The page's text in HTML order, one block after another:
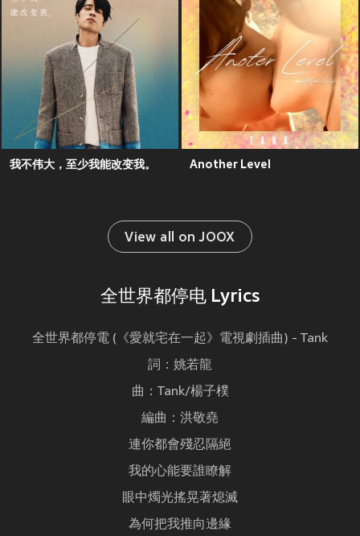
我不伟大，至少我能改变我。 Another Level
View all on JOOX
全世界都停电 Lyrics
全世界都停電 (《愛就宅在一起》電視劇插曲) - Tank
詞：姚若龍
曲：Tank/楊子樸
編曲：洪敬堯
連你都會殘忍隔絕
我的心能要誰瞭解
眼中燭光搖晃著熄滅
為何把我推向邊緣